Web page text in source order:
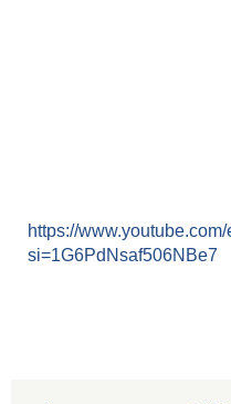
https://
si=1G6PdNsaf506NBe7